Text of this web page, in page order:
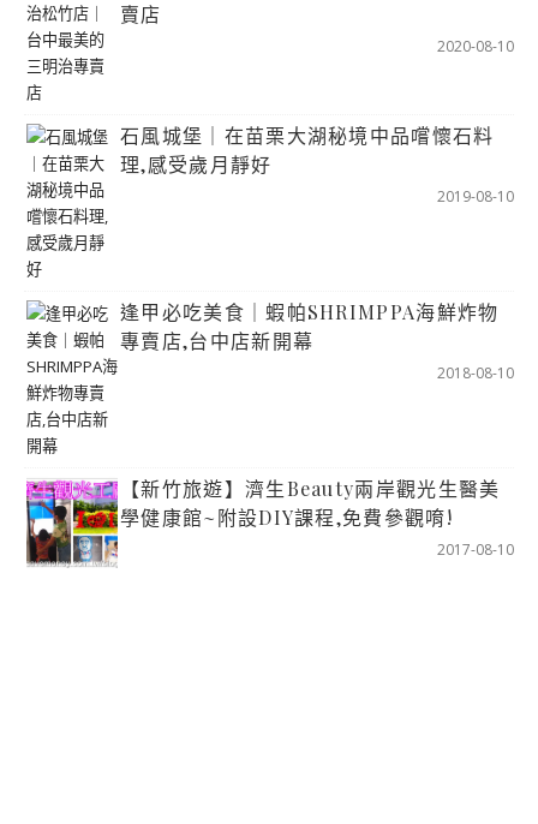
賣店
2020-08-10
石風城堡｜在苗栗大湖秘境中品嚐懷石料
理,感受歲月靜好
2019-08-10
逢甲必吃美食｜蝦帕SHRIMPPA海鮮炸物
專賣店,台中店新開幕
2018-08-10
【新竹旅遊】濟生Beauty兩岸觀光生醫美
學健康館~附設DIY課程,免費參觀唷!
2017-08-10